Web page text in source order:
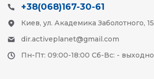
+38(068)167-30-61
Киев, ул. Академика Заболотного, 15
dir.activeplanet@gmail.com
Пн-Пт: 09:00-18:00 Сб-Вс: -